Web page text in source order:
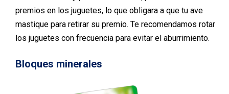
premios en los juguetes, lo que obligara a que tu ave
mastique para retirar su premio. Te recomendamos rotar
los juguetes con frecuencia para evitar el aburrimiento.
Bloques minerales